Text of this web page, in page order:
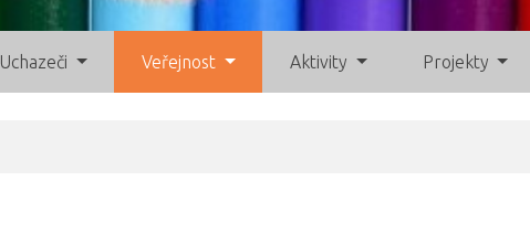
Uchazeči Veřejnost Aktivity Projekty